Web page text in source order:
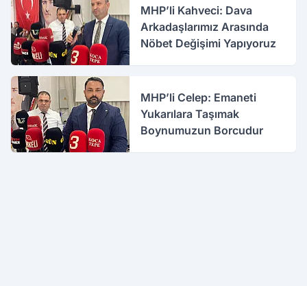
MHP’li Kahveci: Dava
Arkadaşlarımız Arasında
Nöbet Değişimi Yapıyoruz
MHP’li Celep: Emaneti
Yukarılara Taşımak
Boynumuzun Borcudur